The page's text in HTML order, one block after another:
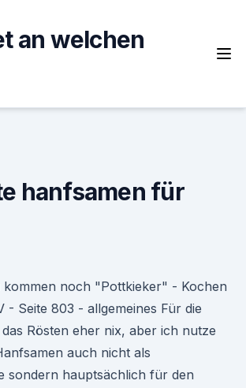
an welchen
hanfsamen für
kommen noch "Pottkieker" - Kochen
- Seite 803 - allgemeines Für die
Rösten eher nix, aber ich nutze
auch nicht als
sondern hauptsächlich für den